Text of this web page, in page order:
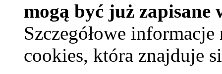
mogą być już
Szczegółowe
cookies, która znajduje